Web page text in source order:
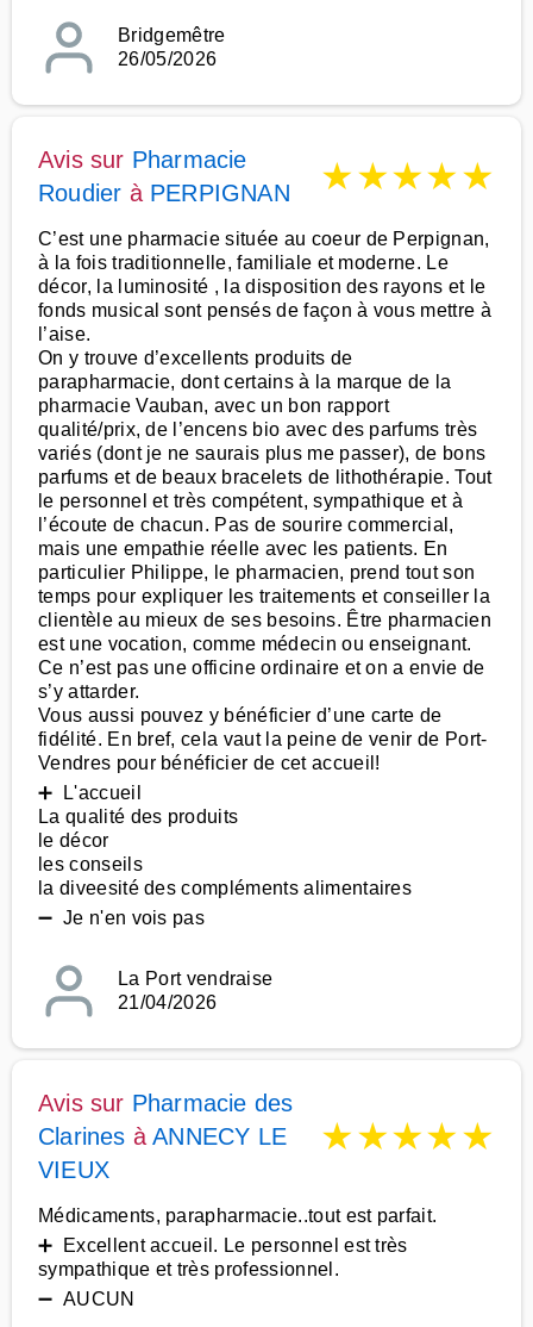
Bridgemêtre
26/05/2026
Avis sur Pharmacie
Roudier à PERPIGNAN ★★★★★
C’est une pharmacie située au coeur de Perpignan,
à la fois traditionnelle, familiale et moderne. Le
décor, la luminosité , la disposition des rayons et le
fonds musical sont pensés de façon à vous mettre à
l’aise.
On y trouve d’excellents produits de
parapharmacie, dont certains à la marque de la
pharmacie Vauban, avec un bon rapport
qualité/prix, de l’encens bio avec des parfums très
variés (dont je ne saurais plus me passer), de bons
parfums et de beaux bracelets de lithothérapie. Tout
le personnel et très compétent, sympathique et à
l’écoute de chacun. Pas de sourire commercial,
mais une empathie réelle avec les patients. En
particulier Philippe, le pharmacien, prend tout son
temps pour expliquer les traitements et conseiller la
clientèle au mieux de ses besoins. Être pharmacien
est une vocation, comme médecin ou enseignant.
Ce n’est pas une officine ordinaire et on a envie de
s’y attarder.
Vous aussi pouvez y bénéficier d’une carte de
fidélité. En bref, cela vaut la peine de venir de Port-
Vendres pour bénéficier de cet accueil!
➕ L'accueil
La qualité des produits
le décor
les conseils
la diveesité des compléments alimentaires
➖ Je n'en vois pas
La Port vendraise
21/04/2026
Avis sur Pharmacie des
Clarines àANNECY LE
VIEUX
★★★★★
Médicaments, parapharmacie..tout est parfait.
➕ Excellent accueil. Le personnel est très
sympathique et très professionnel.
➖ AUCUN